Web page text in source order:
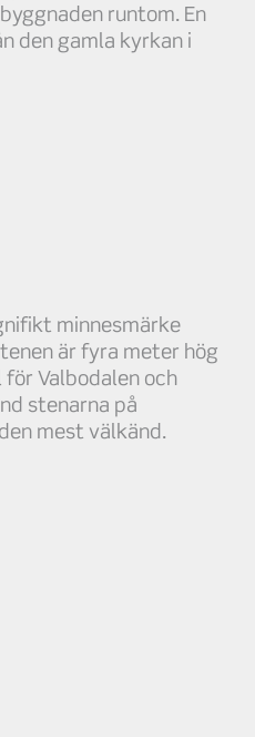
runtom. En
den gamla kyrkan i
minnesmärke
är fyra meter hög
för Valbodalen och
stenarna på
mest välkänd.